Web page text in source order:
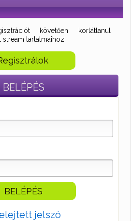
követően korlátlanul
tartalmaihoz!
BELÉPÉS
jelszó